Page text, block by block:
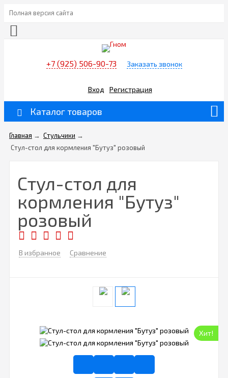
Полная версия сайта
+7 (925) 506-90-73 Заказать звонок
Вход Регистрация
Каталог товаров
Главная → Стульчики →
Стул-стол для кормления "Бутуз" розовый
Стул-стол для
кормления "Бутуз"
розовый
В избранное Сравнение
Хит!